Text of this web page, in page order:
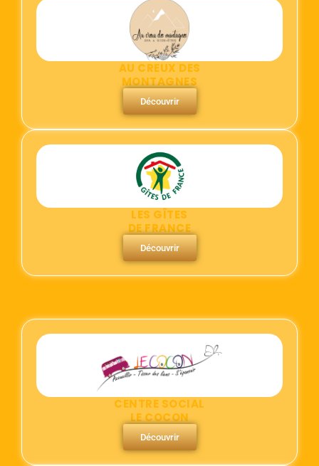
AU CREUX DES
MONTAGNES
Découvrir
LES GÎTES
DE FRANCE
Découvrir
CENTRE SOCIAL
LE COCON
Découvrir